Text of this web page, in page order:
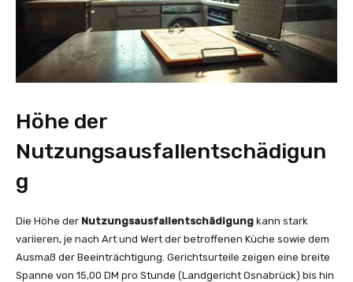
Höhe der
Nutzungsausfallentschädigun
g
Die Höhe der Nutzungsausfallentschädigung kann stark
variieren, je nach Art und Wert der betroffenen Küche sowie dem
Ausmaß der Beeinträchtigung. Gerichtsurteile zeigen eine breite
Spanne von 15,00 DM pro Stunde (Landgericht Osnabrück) bis hin